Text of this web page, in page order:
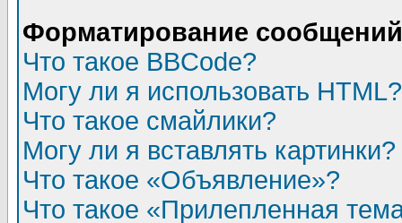
Форматирование
Что такое BBCode?
Могу ли я использовать HTML?
Что такое смайлики?
Могу ли я вставлять картинки?
Что такое «Объявление»?
Что такое «Прилепленная